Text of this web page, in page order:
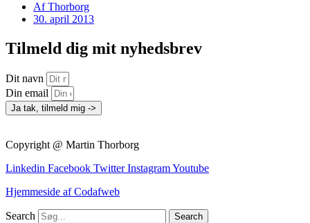
AfThorborg
30. april 2013
Tilmeld dig mit nyhedsbrev
Dit navn
Din email
Ja tak, tilmeld mig ->
Copyright @ Martin Thorborg
Linkedin Facebook Twitter InstagramYoutube
Hjemmeside af Codafweb
Search Search